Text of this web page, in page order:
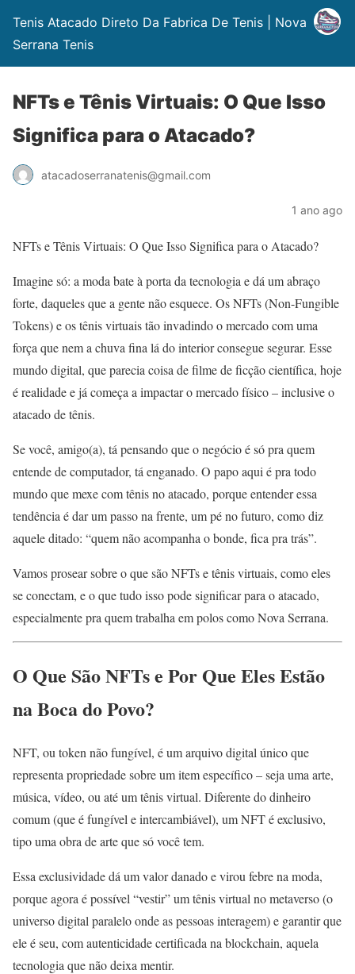
Tenis Atacado Direto Da Fabrica De Tenis | Nova
Serrana Tenis
NFTs e Tênis Virtuais: O Que Isso
Significa para o Atacado?
atacadoserranatenis@gmail.com
1 ano ago
NFTs e Tênis Virtuais: O Que Isso Significa para o Atacado?
Imagine só: a moda bate à porta da tecnologia e dá um abraço
forte, daqueles que a gente não esquece. Os NFTs (Non-Fungible
Tokens) e os tênis virtuais tão invadindo o mercado com uma
força que nem a chuva fina lá do interior consegue segurar. Esse
mundo digital, que parecia coisa de filme de ficção científica, hoje
é realidade e já começa a impactar o mercado físico – inclusive o
atacado de tênis.
Se você, amigo(a), tá pensando que o negócio é só pra quem
entende de computador, tá enganado. O papo aqui é pra todo
mundo que mexe com tênis no atacado, porque entender essa
tendência é dar um passo na frente, um pé no futuro, como diz
aquele ditado: “quem não acompanha o bonde, fica pra trás”.
Vamos prosear sobre o que são NFTs e tênis virtuais, como eles
se conectam, e o que tudo isso pode significar para o atacado,
especialmente pra quem trabalha em polos como Nova Serrana.
O Que São NFTs e Por Que Eles Estão
na Boca do Povo?
NFT, ou token não fungível, é um arquivo digital único que
representa propriedade sobre um item específico – seja uma arte,
música, vídeo, ou até um tênis virtual. Diferente do dinheiro
comum (que é fungível e intercambiável), um NFT é exclusivo,
tipo uma obra de arte que só você tem.
Essa exclusividade dá um valor danado e virou febre na moda,
porque agora é possível “vestir” um tênis virtual no metaverso (o
universo digital paralelo onde as pessoas interagem) e garantir que
ele é seu, com autenticidade certificada na blockchain, aquela
tecnologia que não deixa mentir.